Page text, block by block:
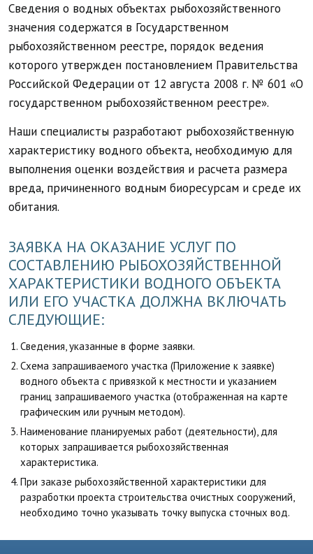
Сведения о водных объектах рыбохозяйственного
значения содержатся в Государственном
рыбохозяйственном реестре, порядок ведения
которого утвержден постановлением Правительства
Российской Федерации от 12 августа 2008 г. № 601 «О
государственном рыбохозяйственном реестре».
Наши специалисты разработают рыбохозяйственную
характеристику водного объекта, необходимую для
выполнения оценки воздействия и расчета размера
вреда, причиненного водным биоресурсам и среде их
обитания.
ЗАЯВКА НА ОКАЗАНИЕ УСЛУГ ПО
СОСТАВЛЕНИЮ РЫБОХОЗЯЙСТВЕННОЙ
ХАРАКТЕРИСТИКИ ВОДНОГО ОБЪЕКТА
ИЛИ ЕГО УЧАСТКА ДОЛЖНА ВКЛЮЧАТЬ
СЛЕДУЮЩИЕ:
Сведения, указанные в форме заявки.
Схема запрашиваемого участка (Приложение к заявке)
водного объекта с привязкой к местности и указанием
границ запрашиваемого участка (отображенная на карте
графическим или ручным методом).
Наименование планируемых работ (деятельности), для
которых запрашивается рыбохозяйственная
характеристика.
При заказе рыбохозяйственной характеристики для
разработки проекта строительства очистных сооружений,
необходимо точно указывать точку выпуска сточных вод.